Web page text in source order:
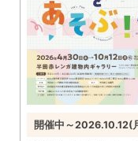
開催中～2026.10.12(